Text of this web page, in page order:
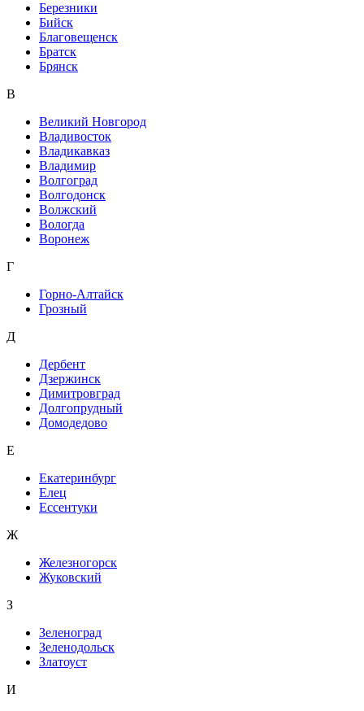
Березники
Бийск
Благовещенск
Братск
Брянск
В
Великий Новгород
Владивосток
Владикавказ
Владимир
Волгоград
Волгодонск
Волжский
Вологда
Воронеж
Г
Горно-Алтайск
Грозный
Д
Дербент
Дзержинск
Димитровград
Долгопрудный
Домодедово
Е
Екатеринбург
Елец
Ессентуки
Ж
Железногорск
Жуковский
З
Зеленоград
Зеленодольск
Златоуст
И